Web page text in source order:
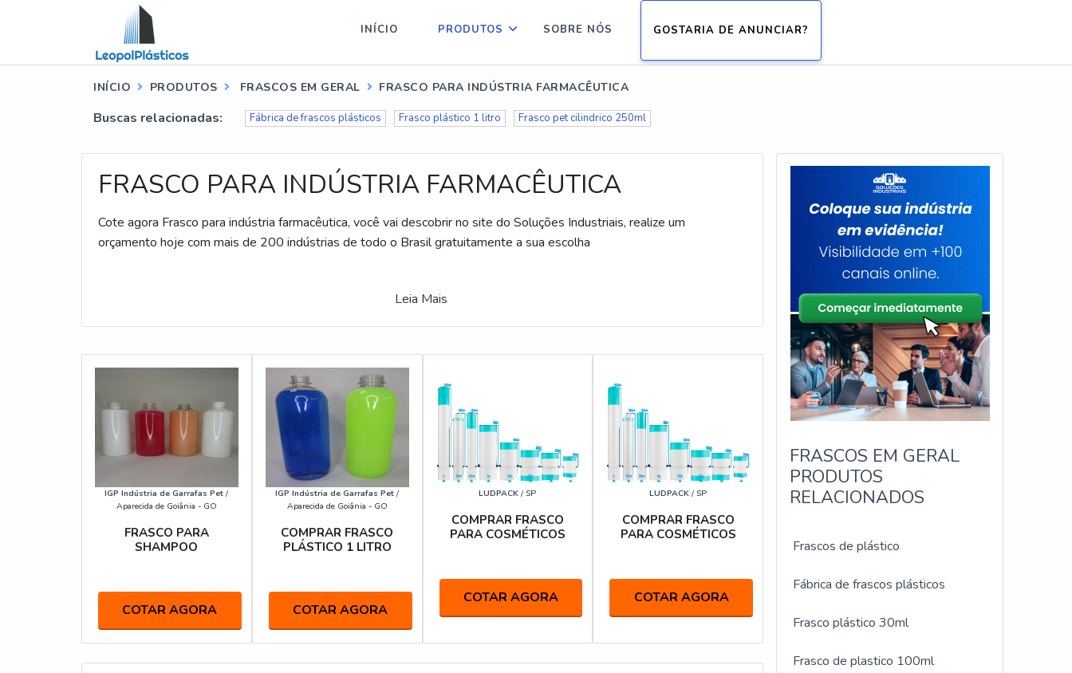
INÍCIO PRODUTOS SOBRE NÓS GOSTARIA DE ANUNCIAR?
INÍCIO PRODUTOS FRASCOS EM GERAL FRASCO PARA INDÚSTRIA FARMACÊUTICA
Buscas relacionadas: Fábrica de frascos plásticos Frasco plástico 1 litro Frasco pet cilindrico 250ml
FRASCO PARA INDÚSTRIA FARMACÊUTICA
Cote agora Frasco para indústria farmacêutica, você vai descobrir no site do Soluções Industriais, realize um
orçamento hoje com mais de 200 indústrias de todo o Brasil gratuitamente a sua escolha
Leia Mais
IGP Indústria de Garrafas Pet /
Aparecida de Goiânia - GO
FRASCO PARA
SHAMPOO
COTAR AGORA
IGP Indústria de Garrafas Pet /
Aparecida de Goiânia - GO
COMPRAR FRASCO
PLÁSTICO 1 LITRO
COTAR AGORA
LUDPACK / SP
COMPRAR FRASCO
PARA COSMÉTICOS
COTAR AGORA
LUDPACK / SP
COMPRAR FRASCO
PARA COSMÉTICOS
COTAR AGORA
FRASCOS EM GERAL
PRODUTOS
RELACIONADOS
Frascos de plástico
Fábrica de frascos plásticos
Frasco plástico 30ml
Frasco de plastico 100ml